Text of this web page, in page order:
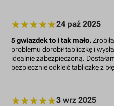
24 paź 2025
5 gwiazdek to i tak mało.
problemu dorobił tabliczkę i
idealnie zabezpieczoną.
bezpiecznie odkleić tabliczkę z
3 wrz 2025